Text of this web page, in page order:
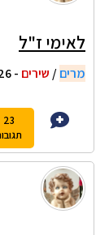
לאימי ז"ל
מרים/ שירים - 28/07/2026 14:23
23